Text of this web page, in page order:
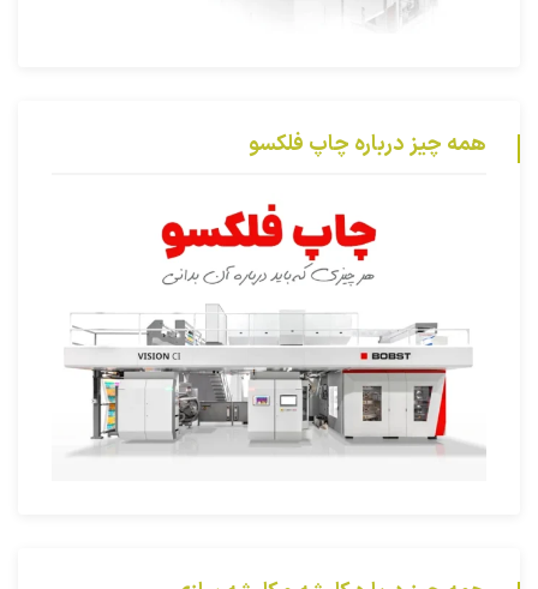
همه چیز درباره چاپ فلکسو